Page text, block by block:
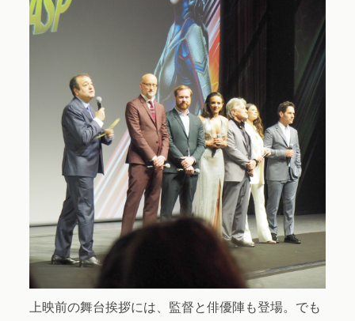
上映前の舞台挨拶には、監督と俳優陣も登場。でも